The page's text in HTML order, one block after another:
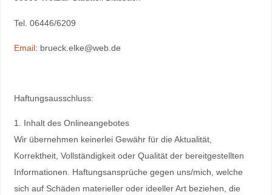
Tel. 06446/6209
Email: brueck.elke@web.de
Haftungsausschluss:
1. Inhalt des Onlineangebotes
Wir übernehmen keinerlei Gewähr für die Aktualität,
Korrektheit, Vollständigkeit oder Qualität der bereitgestellten
Informationen. Haftungsansprüche gegen uns/mich, welche
sich auf Schäden materieller oder ideeller Art beziehen, die